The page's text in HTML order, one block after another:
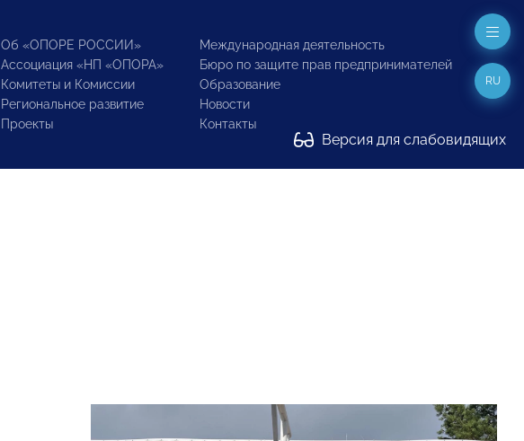
Об «ОПОРЕ РОССИИ»
Ассоциация «НП «ОПОРА»
Комитеты и Комиссии
Региональное развитие
Проекты
Международная деятельность
Бюро по защите прав предпринимателей
Образование
Новости
Контакты
Версия для слабовидящих
RU